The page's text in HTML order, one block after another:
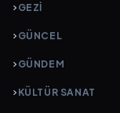
GEZI
GÜNCEL
GÜNDEM
KÜLTÜR SANAT